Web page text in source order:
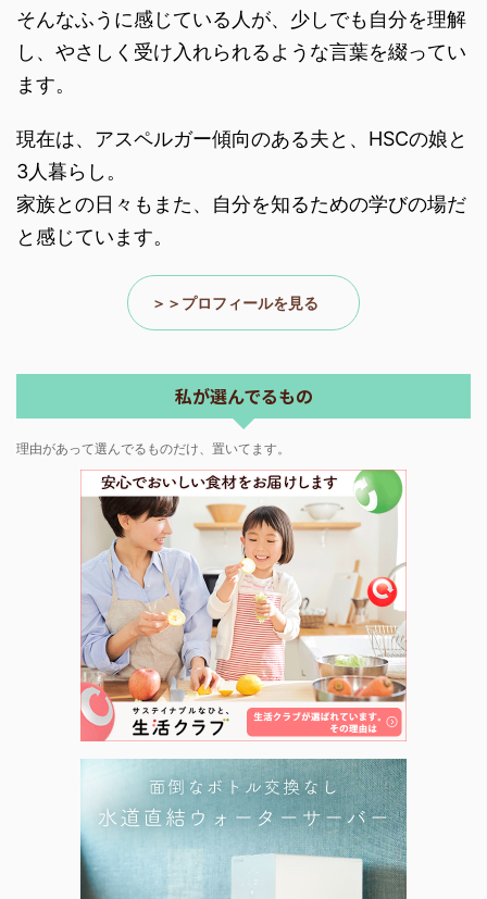
そんなふうに感じている人が、少しでも自分を理解
し、やさしく受け入れられるような言葉を綴ってい
ます。
現在は、アスペルガー傾向のある夫と、HSCの娘と
3人暮らし。
家族との日々もまた、自分を知るための学びの場だ
と感じています。
＞＞プロフィールを見る
私が選んでるもの
理由があって選んでるものだけ、置いてます。